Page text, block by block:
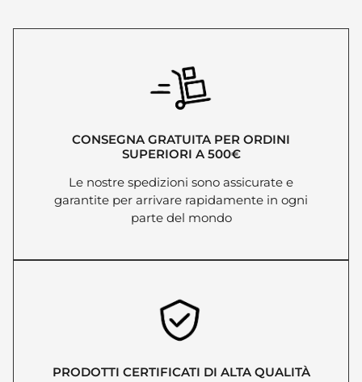
CONSEGNA GRATUITA PER ORDINI
SUPERIORI A 500€
Le nostre spedizioni sono assicurate e
garantite per arrivare rapidamente in ogni
parte del mondo
PRODOTTI CERTIFICATI DI ALTA QUALITÀ